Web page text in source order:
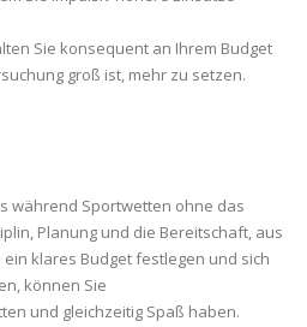
Sie konsequent an Ihrem Budget
groß ist, mehr zu setzen.
während Sportwetten ohne das
Planung und die Bereitschaft, aus
klares Budget festlegen und sich
können Sie
und gleichzeitig Spaß haben.